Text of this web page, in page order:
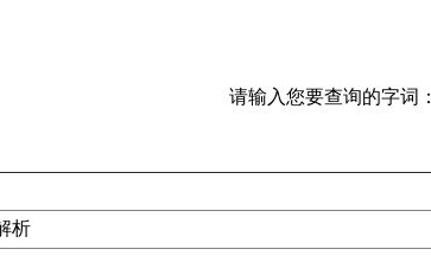
请输入您要查询的字词：
析